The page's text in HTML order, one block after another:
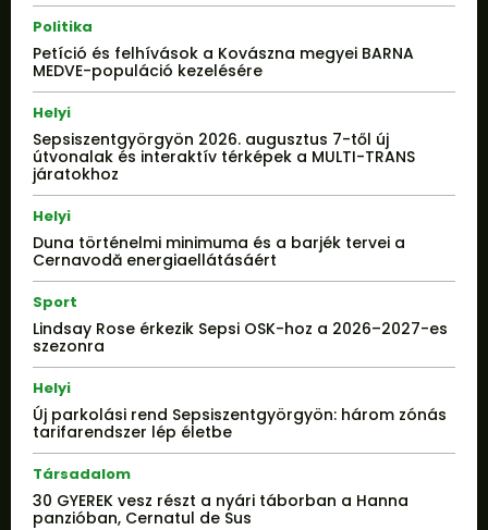
Politika
Petíció és felhívások a Kovászna megyei BARNA
MEDVE-populáció kezelésére
Helyi
Sepsiszentgyörgyön 2026. augusztus 7-től új
útvonalak és interaktív térképek a MULTI-TRANS
járatokhoz
Helyi
Duna történelmi minimuma és a barjék tervei a
Cernavodă energiaellátásáért
Sport
Lindsay Rose érkezik Sepsi OSK-hoz a 2026–2027-es
szezonra
Helyi
Új parkolási rend Sepsiszentgyörgyön: három zónás
tarifarendszer lép életbe
Társadalom
30 GYEREK vesz részt a nyári táborban a Hanna
panzióban, Cernatul de Sus